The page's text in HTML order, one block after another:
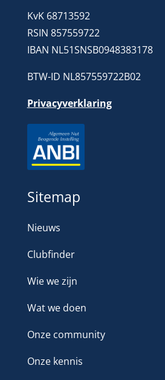
KvK 68713592
RSIN 857559722
IBAN NL51SNSB0948383178
BTW-ID NL857559722B02
Privacyverklaring
Sitemap
Nieuws
Clubfinder
Wie we zijn
Wat we doen
Onze community
Onze kennis